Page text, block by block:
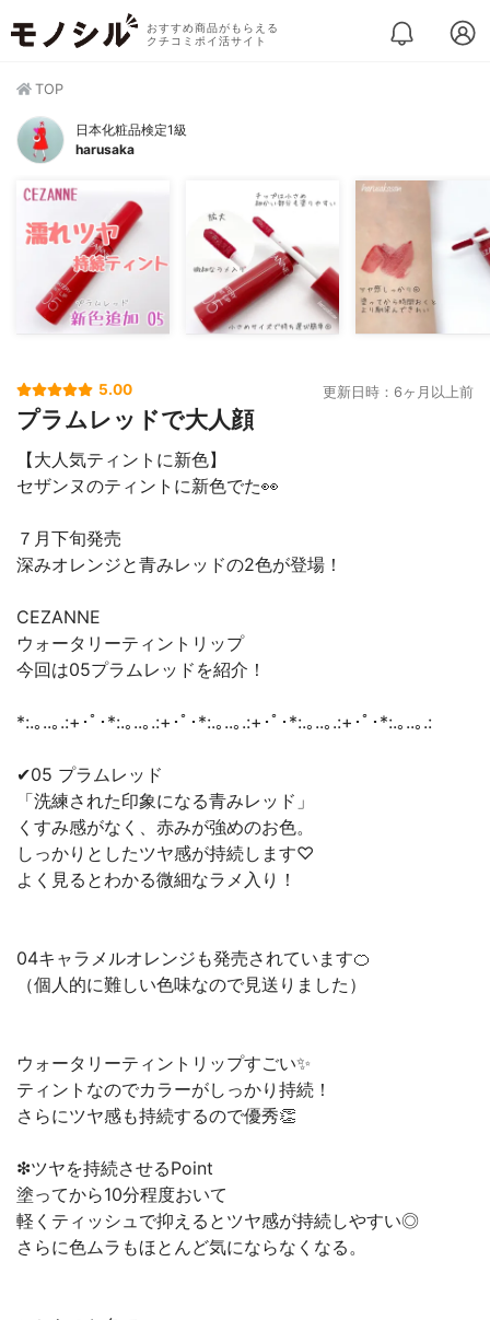
おすすめ商品がもらえる
クチコミポイ活サイト
TOP
日本化粧品検定1級
harusaka
5.00 更新日時：6ヶ月以上前
プラムレッドで大人顔
【大人気ティントに新色】
セザンヌのティントに新色でた👀
７月下旬発売
深みオレンジと青みレッドの2色が登場！
CEZANNE
ウォータリーティントリップ
今回は05プラムレッドを紹介！
*:.｡..｡.:+･ﾟ･*:.｡..｡.:+･ﾟ･*:.｡..｡.:+･ﾟ･*:.｡..｡.:+･ﾟ･*:.｡..｡.:
✔︎05 プラムレッド
「洗練された印象になる青みレッド」
くすみ感がなく、赤みが強めのお色。
しっかりとしたツヤ感が持続します♡
よく見るとわかる微細なラメ入り！
04キャラメルオレンジも発売されています🍊
（個人的に難しい色味なので見送りました）
ウォータリーティントリップすごい✨
ティントなのでカラーがしっかり持続！
さらにツヤ感も持続するので優秀👏
❇︎ツヤを持続させるPoint
塗ってから10分程度おいて
軽くティッシュで抑えるとツヤ感が持続しやすい◎
さらに色ムラもほとんど気にならなくなる。